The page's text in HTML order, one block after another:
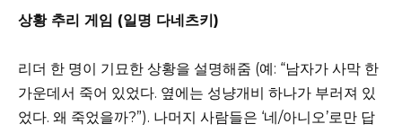
상황 추리 게임 (일명 다네츠키)
리더 한 명이 기묘한 상황을 설명해줌 (예: “남자가 사막 한
가운데서 죽어 있었다. 옆에는 성냥개비 하나가 부러져 있
었다. 왜 죽었을까?”). 나머지 사람들은 ‘네/아니오’로만 답